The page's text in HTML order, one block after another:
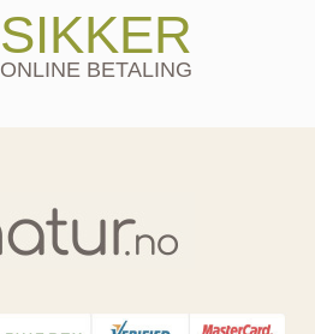
SIKKER
ONLINE BETALING